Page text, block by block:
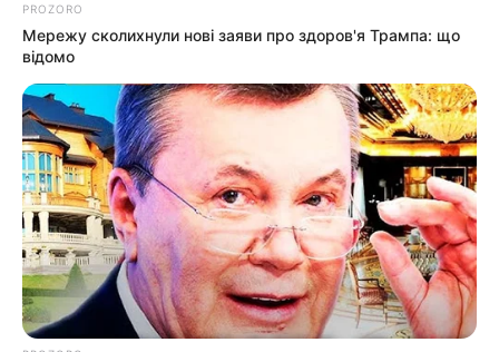
PROZORO
Мережу сколихнули нові заяви про здоров'я Трампа: що
відомо